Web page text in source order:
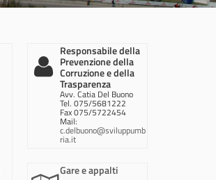
Responsabile della
Prevenzione della
Corruzione e della
Trasparenza
Avv. Catia Del Buono
Tel. 075/5681222
Fax 075/5722454
Mail:
c.delbuono@sviluppumb
ria.it
Gare e appalti